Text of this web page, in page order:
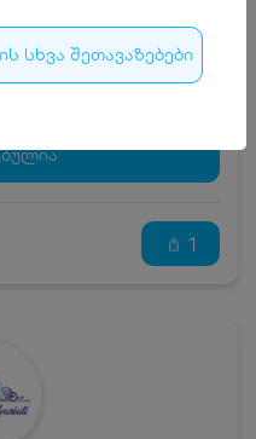
სხვა შეთავაზებები
20₾
280₾
0 ₾
0 ₾
1